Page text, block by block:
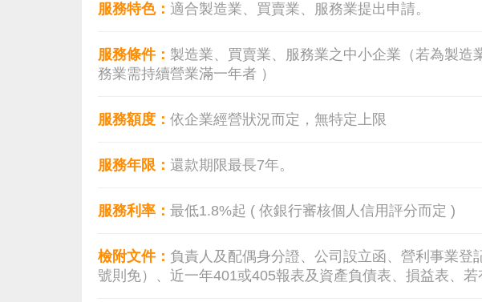
服務特色： 適合製造業、買賣業、服務業提出申請。
服務條件： 製造業、買賣業、服務業之中小企業（若為製造
務業需持續營業滿一年者 ）
服務額度： 依企業經營狀況而定，無特定上限
服務年限： 還款期限最長7年。
服務利率： 最低1.8%起 ( 依銀行審核個人信用評分而定 )
檢附文件： 負責人及配偶身分證、公司設立函、營利事業登
號則免）、近一年401或405報表及資產負債表、損益表、